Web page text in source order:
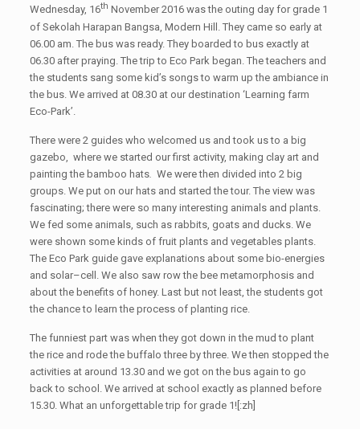
Wednesday, 16th November 2016 was the outing day for grade 1
of Sekolah Harapan Bangsa, Modern Hill. They came so early at
06.00 am. The bus was ready. They boarded to bus exactly at
06.30 after praying. The trip to Eco Park began. The teachers and
the students sang some kid’s songs to warm up the ambiance in
the bus. We arrived at 08.30 at our destination ‘Learning farm
Eco-Park’.
There were 2 guides who welcomed us and took us to a big
gazebo, where we started our first activity, making clay art and
painting the bamboo hats. We were then divided into 2 big
groups. We put on our hats and started the tour. The view was
fascinating; there were so many interesting animals and plants.
We fed some animals, such as rabbits, goats and ducks. We
were shown some kinds of fruit plants and vegetables plants.
The Eco Park guide gave explanations about some bio-energies
and solar–cell. We also saw row the bee metamorphosis and
about the benefits of honey. Last but not least, the students got
the chance to learn the process of planting rice.
The funniest part was when they got down in the mud to plant
the rice and rode the buffalo three by three. We then stopped the
activities at around 13.30 and we got on the bus again to go
back to school. We arrived at school exactly as planned before
15.30. What an unforgettable trip for grade 1![:zh]